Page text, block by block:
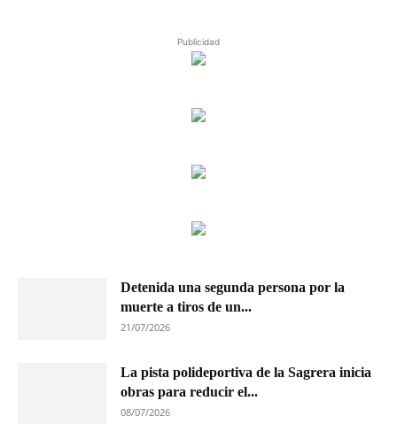
Publicidad
Detenida una segunda persona por la
muerte a tiros de un...
21/07/2026
La pista polideportiva de la Sagrera inicia
obras para reducir el...
08/07/2026